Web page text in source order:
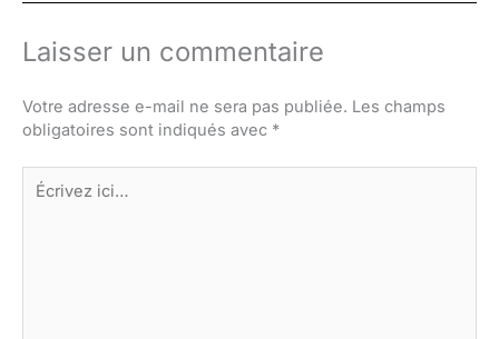
Laisser un commentaire
Votre adresse e-mail ne sera pas publiée. Les champs
obligatoires sont indiqués avec *
Écrivez
ici…